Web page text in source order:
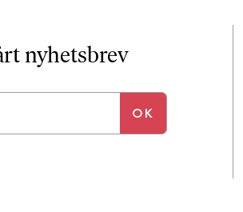
nyhetsbrev